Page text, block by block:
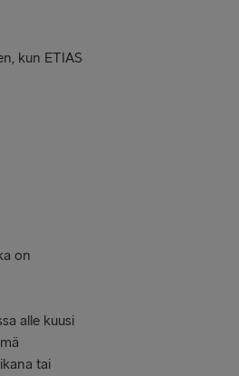
kun ETIAS
on
alle kuusi
tai